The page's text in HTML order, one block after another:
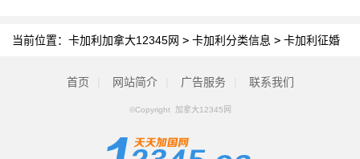
当前位置： 卡加利加拿大12345网 > 卡加利分类信息 > 卡加利征婚
首页 网站简介 广告服务 联系我们
©Copyright 加拿大12345网